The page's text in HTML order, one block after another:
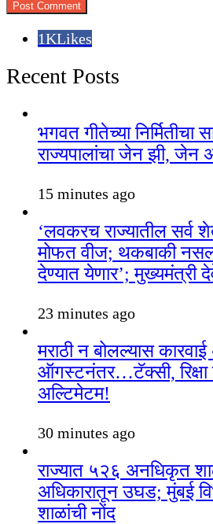
1KLikes
Recent Posts
भगवत गीतेच्या निर्मितीचा
राज्यपालांचा जेन झी, जेन
15 minutes ago
‘लवकरच राज्यातील सर्व
मोफत वीज; थकबाकी
देण्यात येणार’; मुख्यमंत्री
23 minutes ago
मराठी न बोलल्यास
ऑगस्टनंतर…टॅक्सी, रिक्षा
अल्टिमेटम!
30 minutes ago
राज्यात ५२६ अनधिकृत
अधिकारातून उघड; मुंबई
शाळांची नोंद